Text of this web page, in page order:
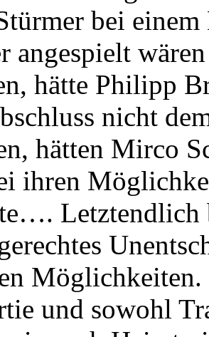
bei
angespielt
hätte Philipp
nicht
hätten Mirco
ihren
Letztendlich
und sowohl